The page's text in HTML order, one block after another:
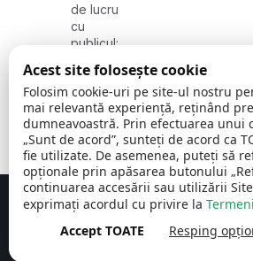
de lucru
cu
publicul:
08:00 -
16:30
, vineri:
08:00 -
14:00
Comuna Cerchezu © 2026Toate
Concept realizat de Big Media Relații
Acest site folosește cookie
Folosim cookie-uri pe site-ul nostru
mai relevantă experiență, reținând
dumneavoastră. Prin efectuarea unui
„Sunt de acord”, sunteți de acord ca
fie utilizate. De asemenea, puteți să
opționale prin apăsarea butonului
continuarea accesării sau utilizării
exprimați acordul cu privire la
Accept TOATE
Resping